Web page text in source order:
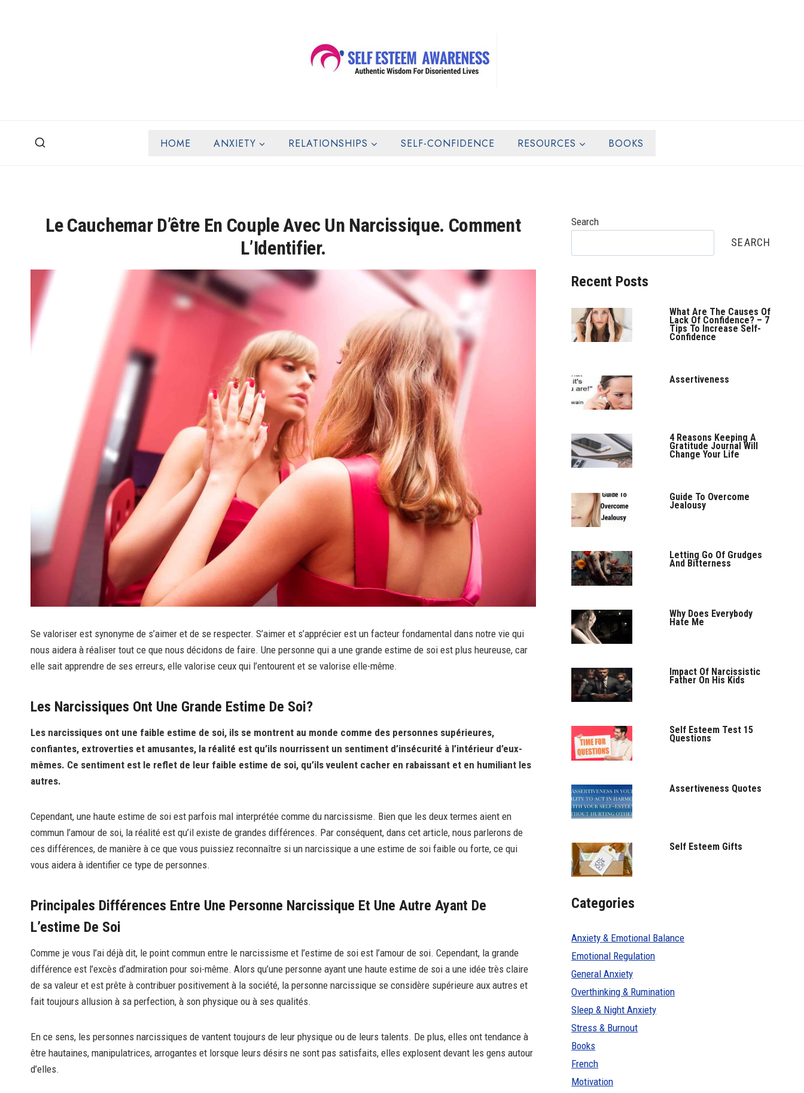
HOME ANXIETY RELATIONSHIPS SELF-CONFIDENCE RESOURCES BOOKS
Le Cauchemar D’être En Couple Avec Un Narcissique. Comment
L’Identifier.
Se valoriser est synonyme de s’aimer et de se respecter. S’aimer et s’apprécier est un facteur fondamental dans notre vie qui
nous aidera à réaliser tout ce que nous décidons de faire. Une personne qui a une grande estime de soi est plus heureuse, car
elle sait apprendre de ses erreurs, elle valorise ceux qui l’entourent et se valorise elle-même.
Les Narcissiques Ont Une Grande Estime De Soi?
Les narcissiques ont une faible estime de soi, ils se montrent au monde comme des personnes supérieures,
confiantes, extroverties et amusantes, la réalité est qu’ils nourrissent un sentiment d’insécurité à l’intérieur d’eux-
mêmes. Ce sentiment est le reflet de leur faible estime de soi, qu’ils veulent cacher en rabaissant et en humiliant les
autres.
Cependant, une haute estime de soi est parfois mal interprétée comme du narcissisme. Bien que les deux termes aient en
commun l’amour de soi, la réalité est qu’il existe de grandes différences. Par conséquent, dans cet article, nous parlerons de
ces différences, de manière à ce que vous puissiez reconna­ître si un narcissique a une estime de soi faible ou forte, ce qui
vous aidera à identifier ce type de personnes.
Principales Différences Entre Une Personne Narcissique Et Une Autre Ayant De
L’estime De Soi
Comme je vous l’ai déjà dit, le point commun entre le narcissisme et l’estime de soi est l’amour de soi. Cependant, la grande
différence est l’excès d’admiration pour soi-même. Alors qu’une personne ayant une haute estime de soi a une idée très claire
de sa valeur et est prête à contribuer positivement à la société, la personne narcissique se considère supérieure aux autres et
fait toujours allusion à sa perfection, à son physique ou à ses qualités.
En ce sens, les personnes narcissiques de vantent toujours de leur physique ou de leurs talents. De plus, elles ont tendance à
être hautaines, manipulatrices, arrogantes et lorsque leurs désirs ne sont pas satisfaits, elles explosent devant les gens autour
d’elles.
Search
SEARCH
Recent Posts
What Are The Causes Of
Lack Of Confidence? – 7
Tips To Increase Self-
Confidence
Assertiveness
4 Reasons Keeping A
Gratitude Journal Will
Change Your Life
Guide To Overcome
Jealousy
Letting Go Of Grudges
And Bitterness
Why Does Everybody
Hate Me
Impact Of Narcissistic
Father On His Kids
Self Esteem Test 15
Questions
Assertiveness Quotes
Self Esteem Gifts
Categories
Anxiety & Emotional Balance
Emotional Regulation
General Anxiety
Overthinking & Rumination
Sleep & Night Anxiety
Stress & Burnout
Books
French
Motivation